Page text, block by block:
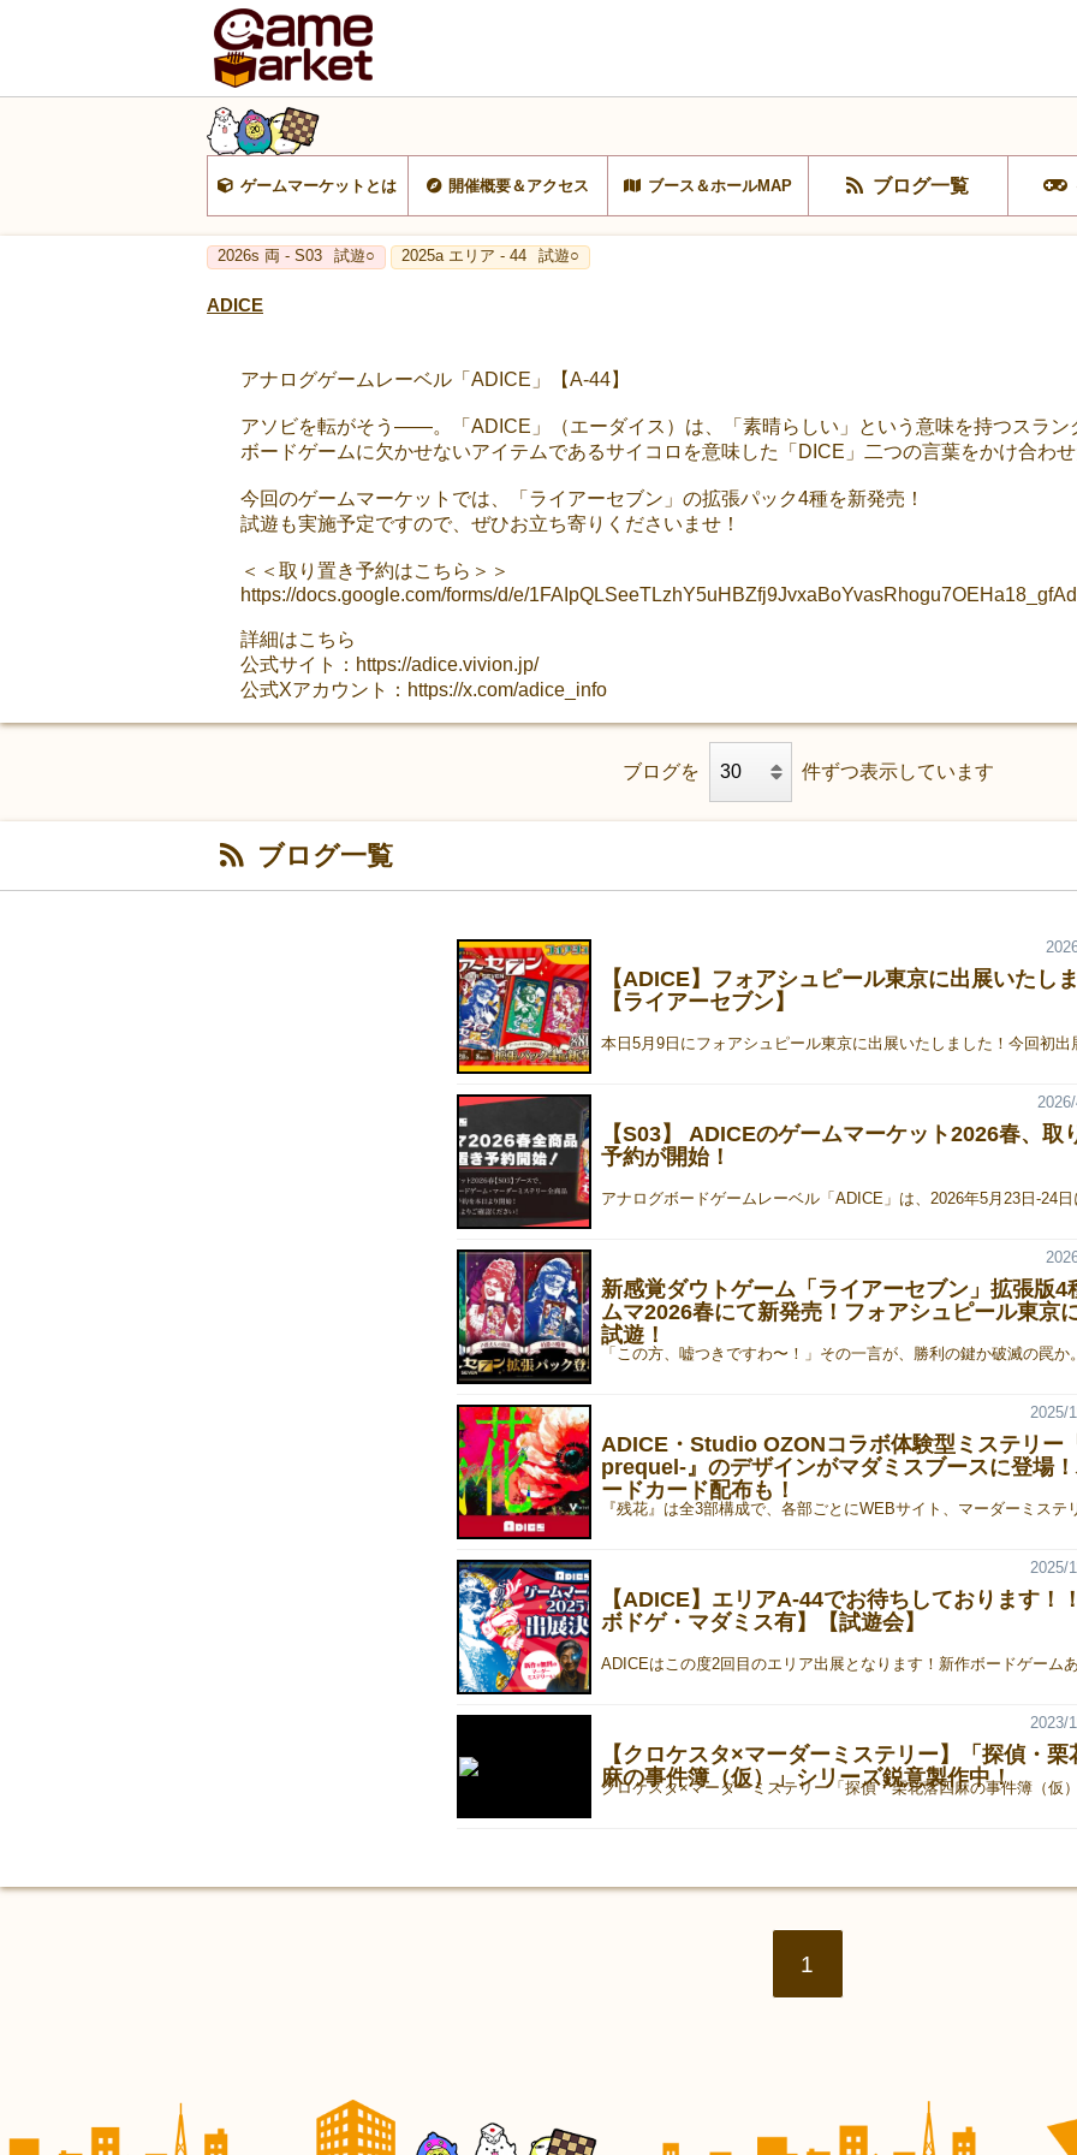
ゲームマーケットとは 開催概要＆アクセス ブース＆ホールMAP ブログ一覧
2026s 両 - S03 試遊○ 2025a エリア - 44 試遊○
ADICE
アナログゲームレーベル「ADICE」【A-44】
アソビを転がそう――。「ADICE」（エーダイス）は、「素晴らしい」という意味を持つスラン
ボードゲームに欠かせないアイテムであるサイコロを意味した「DICE」二つの言葉をかけ合わせ
今回のゲームマーケットでは、「ライアーセブン」の拡張パック4種を新発売！
試遊も実施予定ですので、ぜひお立ち寄りくださいませ！
＜＜取り置き予約はこちら＞＞
https://docs.google.com/forms/d/e/
詳細はこちら
公式サイト：https://adice.vivion.jp/
公式Xアカウント：https://x.com/adice_info
ブログを 件ずつ表示しています
ブログ一覧
【ADICE】フォアシュピール東京に出展いたし
【ライアーセブン】
【S03】 ADICEのゲームマーケット2026春、取
予約が開始！
新感覚ダウトゲーム「ライアーセブン」拡張版4
ムマ2026春にて新発売！フォアシュピール東京
試遊！
ADICE・Studio OZONコラボ体験型ミステリー
prequel-』のデザインがマダミスブースに登場
ードカード配布も！
2025/
【ADICE】エリアA-44でお待ちしております！
ボドゲ・マダミス有】【試遊会】
2025/
【クロケスタ×マーダーミステリー】「探偵・栗
麻の事件簿（仮）」シリーズ鋭意製作中！
2023/
1